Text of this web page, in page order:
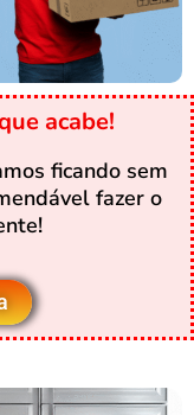
acabe!
ficando sem
fazer o